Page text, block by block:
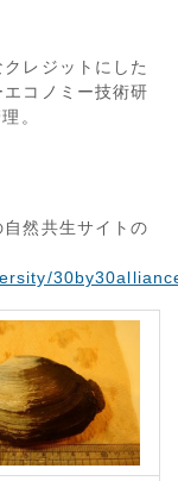
レジットにした
コノミー技術研
。
然共生サイトの